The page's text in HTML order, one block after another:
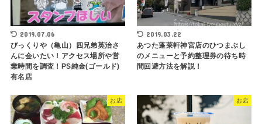
2019.07.06
びっくりや（亀山）四兄弟英治さ
んに会いたい！アクセス場所や営
業時間を調査！PS純金(ゴールド)
有名店
2019.03.22
あつた蓬莱軒神宮店のひつまぶし
のメニューと予約整理券の待ち時
間回避方法を解説！
お店 お店